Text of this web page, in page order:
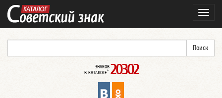
ЗНАКОВ
В КАТАЛОГЕ*: 20302